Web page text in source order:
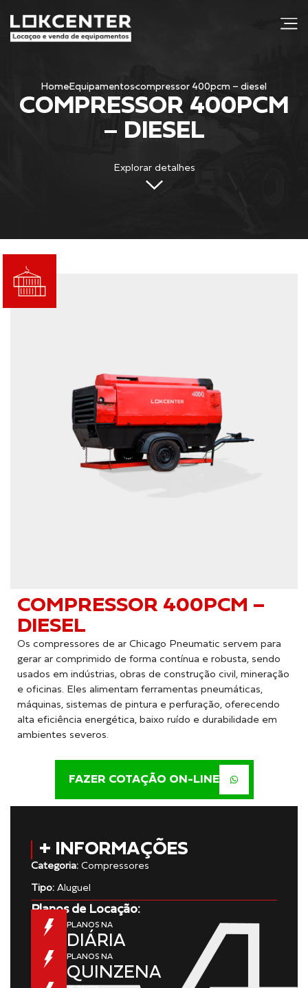
Home Equipamentoscompressor 400pcm – diesel
COMPRESSOR 400PCM
– DIESEL
Explorar detalhes
COMPRESSOR 400PCM –
DIESEL
Os compressores de ar Chicago Pneumatic servem para
gerar ar comprimido de forma contínua e robusta, sendo
usados em indústrias, obras de construção civil, mineração
e oficinas. Eles alimentam ferramentas pneumáticas,
máquinas, sistemas de pintura e perfuração, oferecendo
alta eficiência energética, baixo ruído e durabilidade em
ambientes severos.
FAZER COTAÇÃO ON-LINE
+ INFORMAÇÕES
Categoria: Compressores
Tipo: Aluguel
Planos de Locação:
PLANOS NA
DIÁRIA
PLANOS NA
QUINZENA